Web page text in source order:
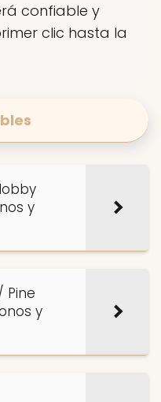
confiable y
clic hasta la
y
Pine
y